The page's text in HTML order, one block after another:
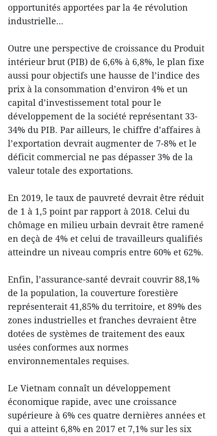
opportunités apportées par la 4e révolution
industrielle...
Outre une perspective de croissance du Produit
intérieur brut (PIB) de 6,6% à 6,8%, le plan fixe
aussi pour objectifs une hausse de l’indice des
prix à la consommation d’environ 4% et un
capital d’investissement total pour le
développement de la société représentant 33-
34% du PIB. Par ailleurs, le chiffre d’affaires à
l’exportation devrait augmenter de 7-8% et le
déficit commercial ne pas dépasser 3% de la
valeur totale des exportations.
En 2019, le taux de pauvreté devrait être réduit
de 1 à 1,5 point par rapport à 2018. Celui du
chômage en milieu urbain devrait être ramené
en deçà de 4% et celui de travailleurs qualifiés
atteindre un niveau compris entre 60% et 62%.
Enfin, l’assurance-santé devrait couvrir 88,1%
de la population, la couverture forestière
représenterait 41,85% du territoire, et 89% des
zones industrielles et franches devraient être
dotées de systèmes de traitement des eaux
usées conformes aux normes
environnementales requises.
Le Vietnam connaît un développement
économique rapide, avec une croissance
supérieure à 6% ces quatre dernières années et
qui a atteint 6,8% en 2017 et 7,1% sur les six